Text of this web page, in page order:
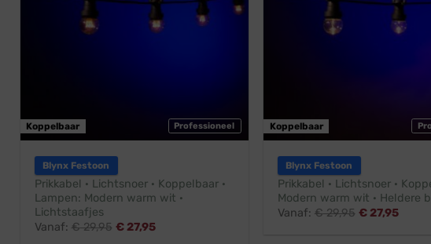
Professioneel
Koppelbaar
Blynx Festoon
Prikkabel · Lichtsnoer · Koppelbaar ·
Lampen: Modern warm wit ·
Lichtstaafjes
Vanaf: €29,95 €27,95
Koppelbaar
Blynx Festoon
Prikkabel · Lichtsnoer ·
Modern warm wit · Heldere
Vanaf: €29,95 € 27,95